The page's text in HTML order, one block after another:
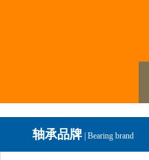
轴承品牌| Bearing brand